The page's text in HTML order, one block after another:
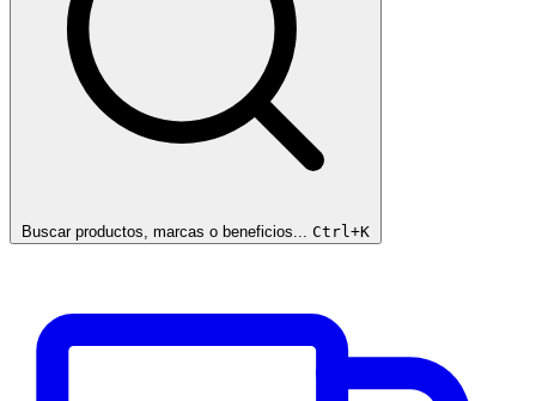
Buscar productos, marcas o beneficios... Ctrl+K